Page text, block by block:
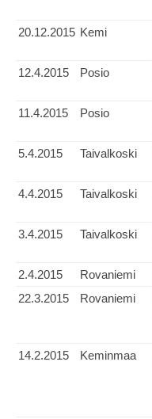
20.12.2015 Kemi
12.4.2015 Posio
11.4.2015 Posio
5.4.2015 Taivalkoski
4.4.2015 Taivalkoski
3.4.2015
Taivalkoski
2.4.2015
Rovaniemi
22.3.2015
Rovaniemi
14.2.2015
Keminmaa